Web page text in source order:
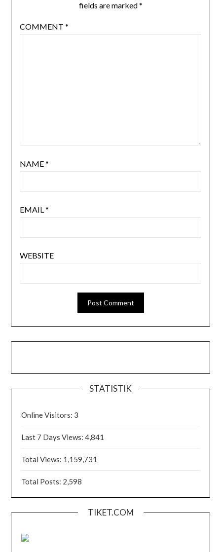
fields are marked*
COMMENT *
NAME*
EMAIL*
WEBSITE
STATISTIK
Online Visitors: 3
Last 7 Days Views:4,841
Total Views: 1,159,731
Total Posts: 2,598
TIKET.COM